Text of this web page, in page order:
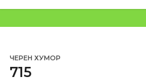
ЧЕРЕН ХУМОР
715